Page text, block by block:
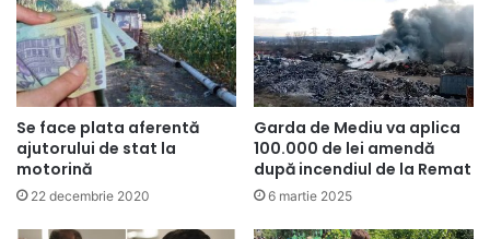
Se face plata aferentă
ajutorului de stat la
motorină
22 decembrie 2020
Garda de Mediu va aplica
100.000 de lei amendă
după incendiul de la Remat
6 martie 2025